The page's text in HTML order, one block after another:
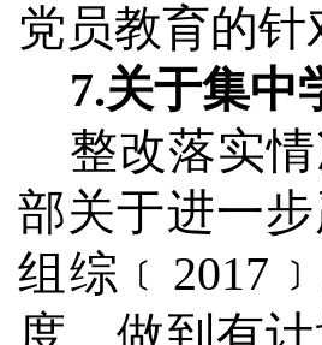
党员教育的
7.关于集中
整改落实情
部关于进一
组综 ﹝ 2017 ﹞